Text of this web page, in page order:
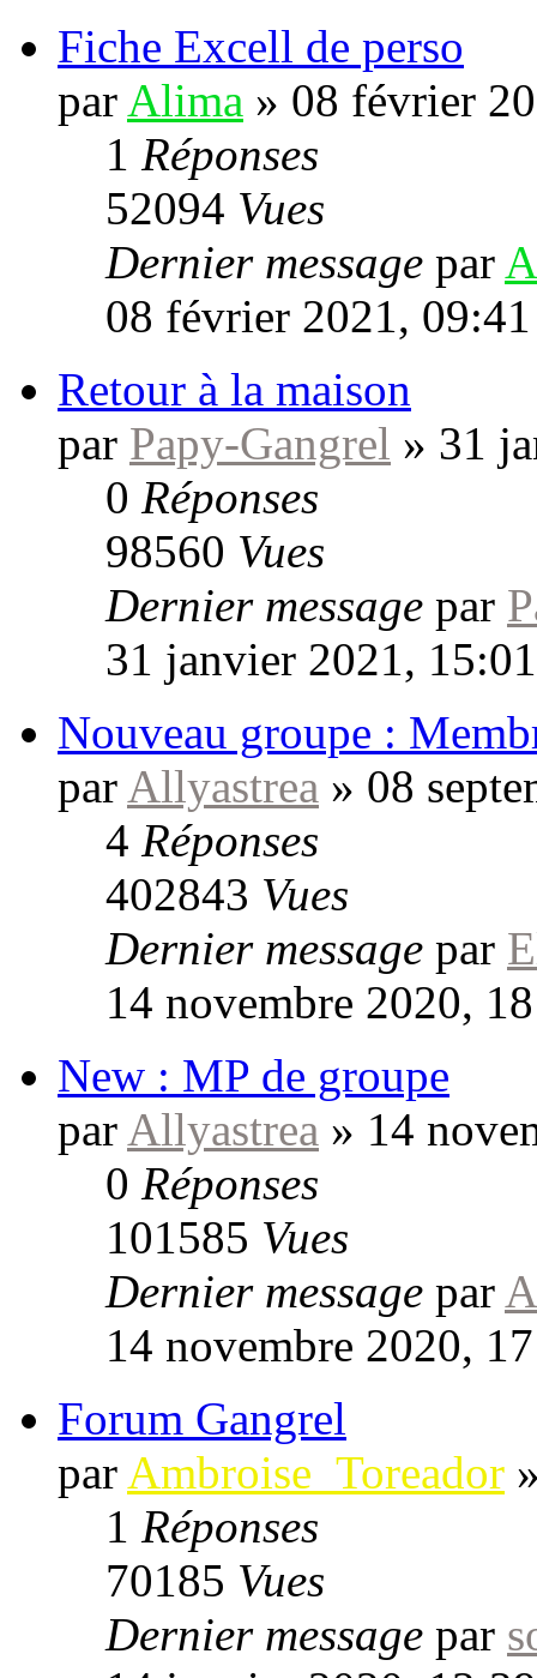
Fiche Excell de perso
par Alima » 08 février
1 Réponses
52094 Vues
Dernier message par
08 février 2021, 09:41
Retour à la maison
par Papy-Gangrel » 31
0 Réponses
98560 Vues
Dernier message par
31 janvier 2021, 15:01
Nouveau groupe :
par Allyastrea » 08
4 Réponses
402843 Vues
Dernier message par
14 novembre 2020,
New : MP de groupe
par Allyastrea » 14
0 Réponses
101585 Vues
Dernier message par
14 novembre 2020,
Forum Gangrel
par Ambroise_Toreador
1 Réponses
70185 Vues
Dernier message par